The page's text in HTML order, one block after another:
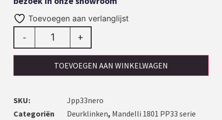
Toevoegen aan verlanglijst
- +
TOEVOEGEN AAN WINKELWAGEN
SKU:
Jpp33nero
Categoriën
Deurklinken, Mandelli 1801 PP33 serie